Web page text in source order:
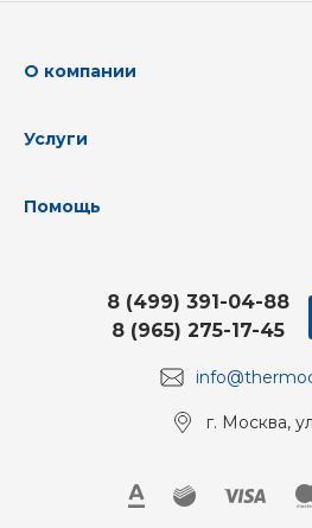
О компании
Услуги
Помощь
8 (499) 391-04-88
8 (965) 275-17-45
г. Москва,